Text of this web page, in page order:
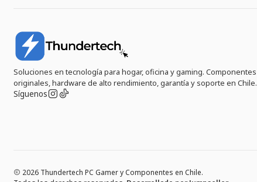
Soluciones en tecnología para hogar, oficina y gaming. Componentes
originales, hardware de alto rendimiento, garantía y soporte en Chile.
Síguenos
2026 Thundertech PC Gamer y Componentes en Chile.